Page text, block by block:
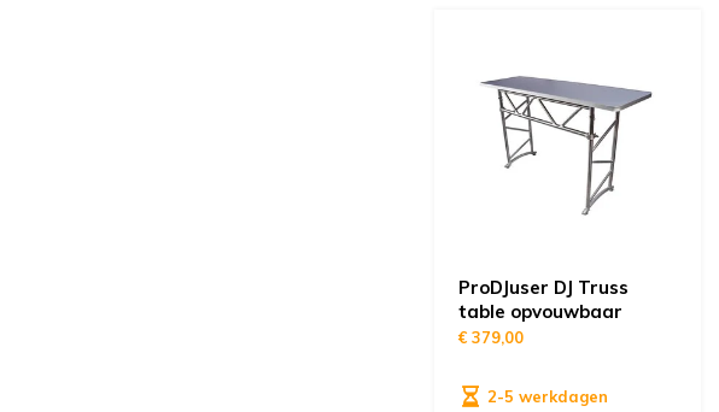
ProDJuser DJ Truss
table opvouwbaar
€ 379,00
2-5 werkdagen